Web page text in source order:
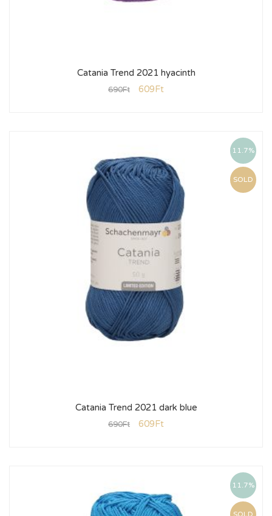
Catania Trend 2021 hyacinth
690Ft 609Ft
11.7%
SOLD
Catania Trend 2021 dark blue
690Ft 609Ft
11.7%
SOLD